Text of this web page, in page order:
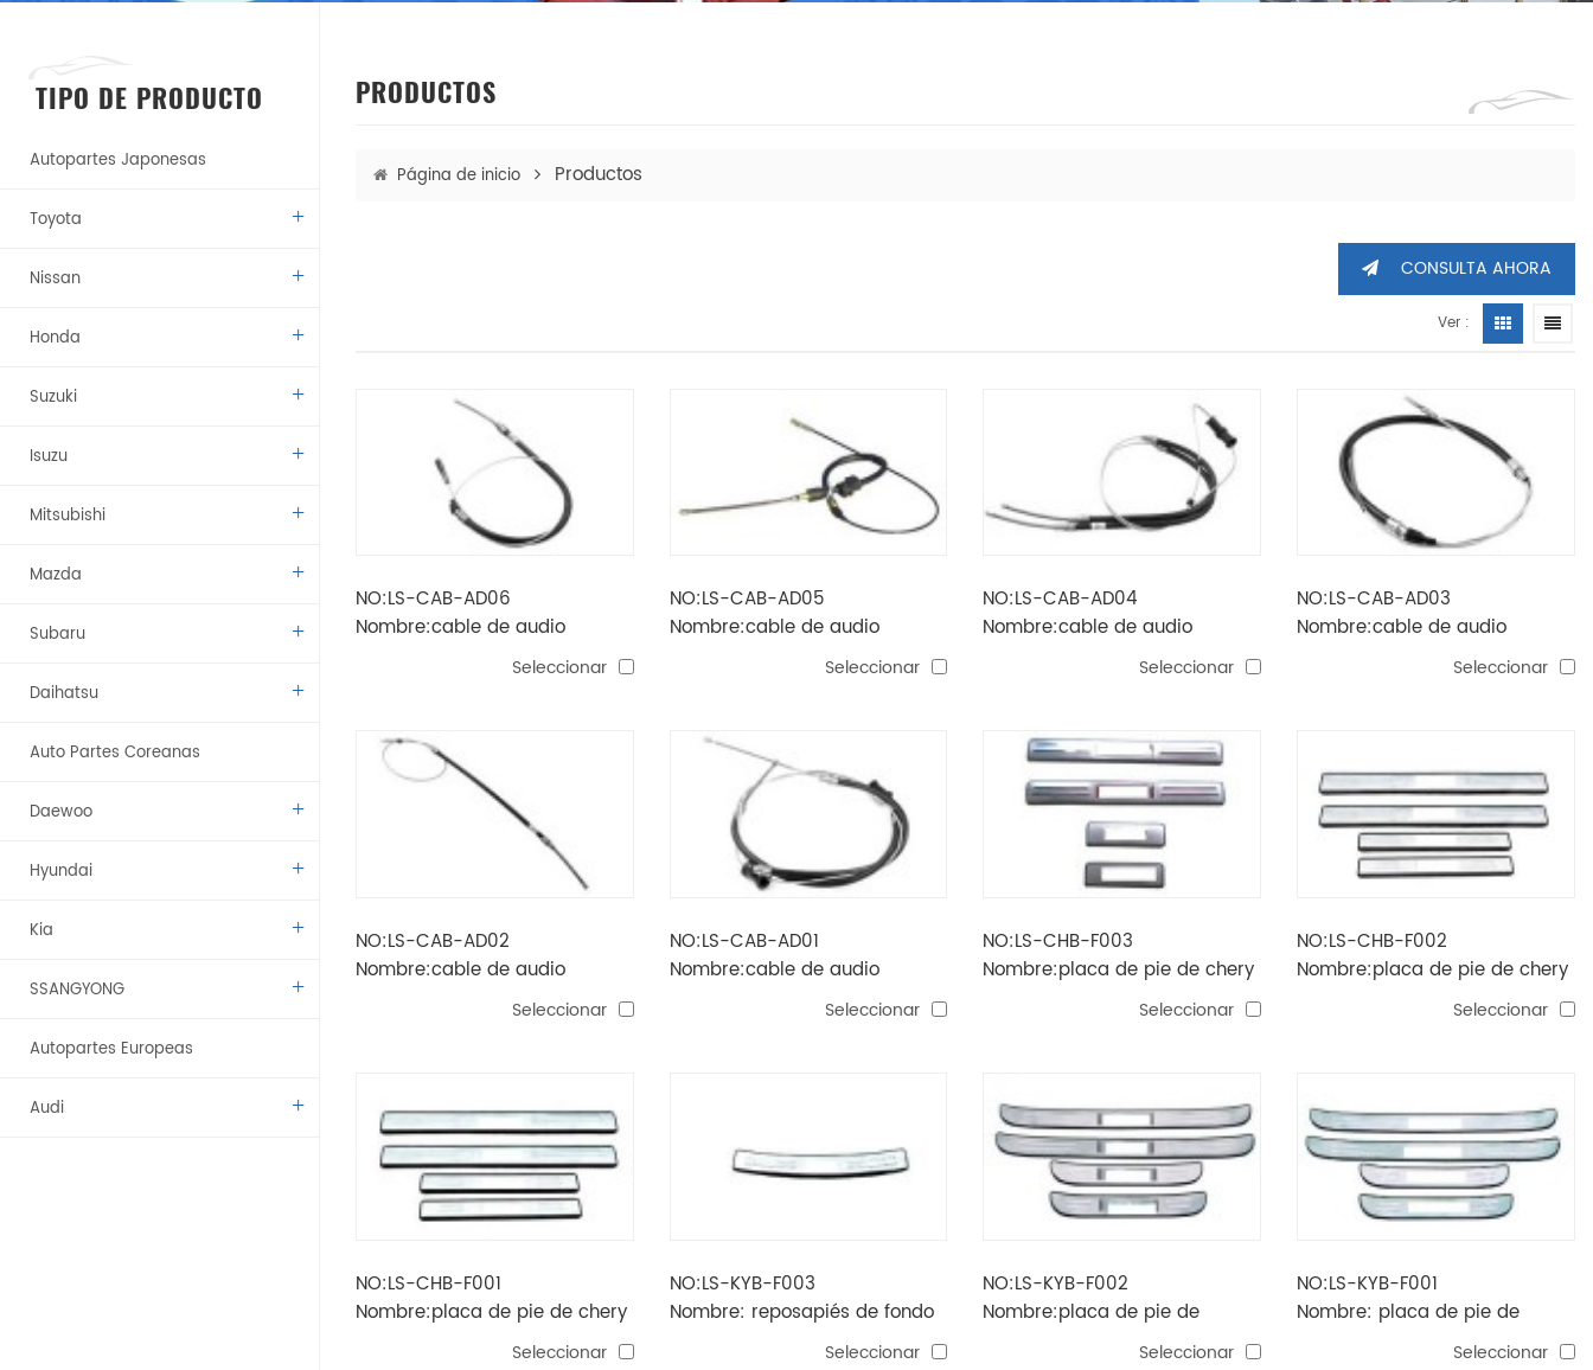
TIPO DE PRODUCTO
Autopartes Japonesas
Toyota
Nissan
Honda
Suzuki
Isuzu
Mitsubishi
Mazda
Subaru
Daihatsu
Auto Partes Coreanas
Daewoo
Hyundai
Kia
SSANGYONG
Autopartes Europeas
Audi
PRODUCTOS
Página de inicio Productos
CONSULTA AHORA
Ver :
NO:LS-CAB-AD06
Nombre:cable de audio
Seleccionar
NO:LS-CAB-AD05
Nombre:cable de audio
Seleccionar
NO:LS-CAB-AD04
Nombre:cable de audio
Seleccionar
NO:LS-CAB-AD03
Nombre:cable de audio
Seleccionar
NO:LS-CAB-AD02
Nombre:cable de audio
Seleccionar
NO:LS-CAB-AD01
Nombre:cable de audio
Seleccionar
NO:LS-CHB-F003
Nombre:placa de pie de chery
Seleccionar
NO:LS-CHB-F002
Nombre:placa de pie de chery
Seleccionar
NO:LS-CHB-F001
Nombre:placa de pie de chery
Seleccionar
NO:LS-KYB-F003
Nombre: reposapiés de fondo
Seleccionar
NO:LS-KYB-F002
Nombre:placa de pie de
cerato led / tabla de pie
Seleccionar
NO:LS-KYB-F001
Nombre: placa de pie de
cerato / tabla de pieSeleccionar